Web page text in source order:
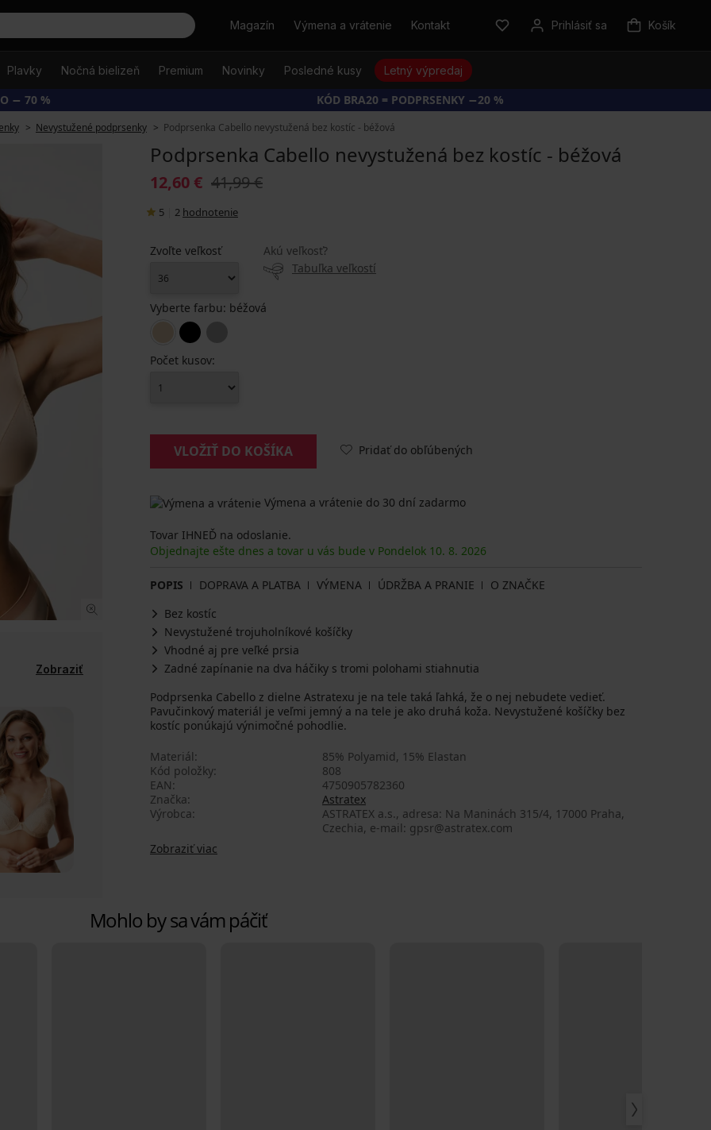
HľadaťMagazín Výmena a vrátenie Kontakt Prihlásiť sa Košík
Plavky Nočná bielizeň Premium Novinky Posledné kusy Letný výpredaj
− 70 % KÓD BRA20 = PODPRSENKY −20 %
Nevystužené podprsenky Podprsenka Cabello nevystužená bez kostíc - béžová
Zobraziť
Podprsenka Cabello nevystužená bez kostíc - béžová
12,60 € 41,99 €
5 2 hodnotenie
Zvoľte veľkosť
Akú veľkosť?
Tabuľka veľkostí
Vyberte farbu: béžová
Počet kusov:
VLOŽIŤ DO KOŠÍKA Pridať do obľúbených
Výmena a vrátenie do 30 dní zadarmo
Tovar IHNEĎ na odoslanie.
Objednajte ešte dnes a tovar u vás bude v Pondelok 10. 8. 2026
POPIS DOPRAVA A PLATBA VÝMENA ÚDRŽBA A PRANIE
O ZNAČKE
Bez kostíc
Nevystužené trojuholníkové košíčky
Vhodné aj pre veľké prsia
Zadné zapínanie na dva háčiky s tromi polohami stiahnutia
Podprsenka Cabello z dielne Astratexu je na tele taká ľahká, že o nej nebudete vedieť.
Pavučinkový materiál je veľmi jemný a na tele je ako druhá koža. Nevystužené košíčky bez
kostíc ponúkajú výnimočné pohodlie.
Materiál
85% Polyamid, 15% Elastan
Kód položky
808
EAN
4750905782360
Značka
Astratex
Výrobca
ASTRATEX a.s., adresa: Na Maninách 315/4, 17000 Praha,
Czechia, e-mail: gpsr@astratex.com
Zobraziť viac
Mohlo by sa vám páčiť